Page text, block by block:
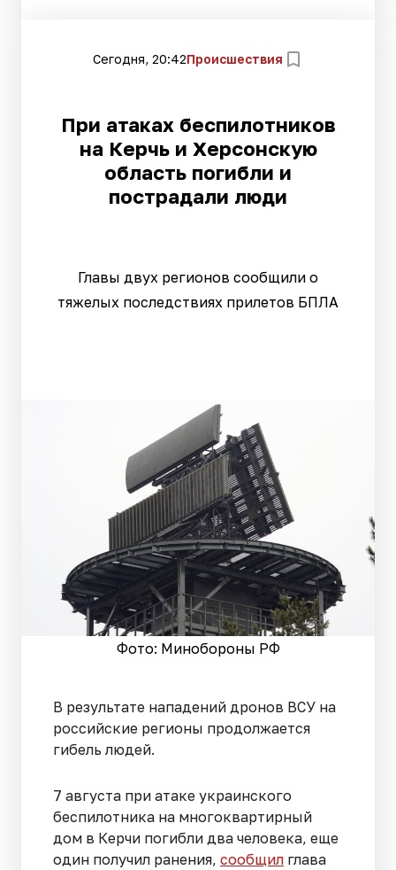
Сегодня, 20:42Происшествия
При атаках беспилотников
на Керчь и Херсонскую
область погибли и
пострадали люди
Главы двух регионов сообщили о
тяжелых последствиях прилетов БПЛА
Фото: Минобороны РФ
В результате нападений дронов ВСУ на
российские регионы продолжается
гибель людей.
7 августа при атаке украинского
беспилотника на многоквартирный
дом в Керчи погибли два человека, еще
один получил ранения, сообщил глава